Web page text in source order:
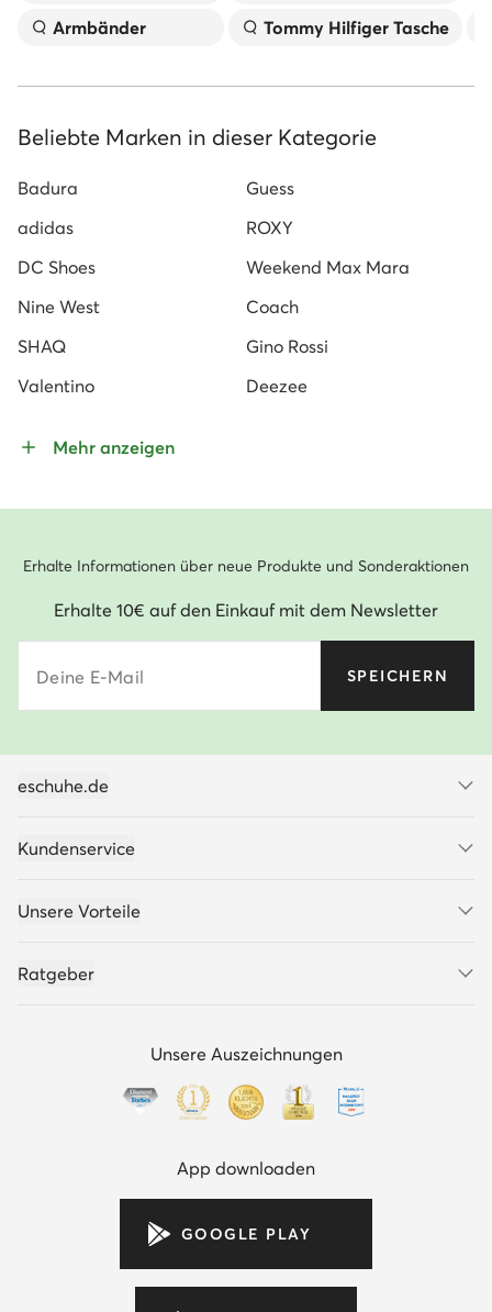
Armbänder
Tommy Hilfiger Tasche
Beliebte Marken in dieser Kategorie
Badura
Guess
adidas
ROXY
DC Shoes
Weekend Max Mara
Nine West
Coach
SHAQ
Gino Rossi
Valentino
Deezee
Mehr anzeigen
Erhalte Informationen über neue Produkte und Sonderaktionen
Erhalte 10€ auf den Einkauf mit dem Newsletter
Deine E-Mail SPEICHERN
eschuhe.de
Kundenservice
Unsere Vorteile
Ratgeber
Unsere Auszeichnungen
App downloaden
GOOGLE PLAY